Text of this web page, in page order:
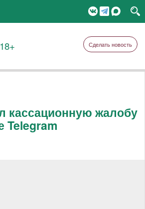
18+ Сделать новость
кассационную жалобу
Telegram